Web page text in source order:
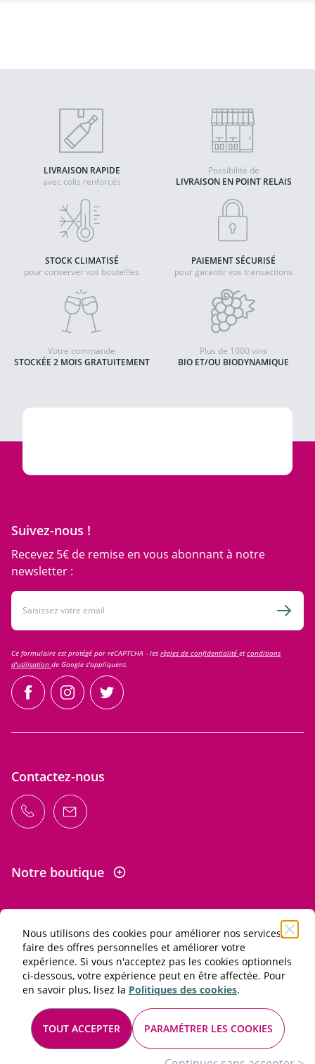
Nous utilisons des cookies pour améliorer nos services,
faire des offres personnelles et améliorer votre
expérience. Si vous n'acceptez pas les cookies optionnels
ci-dessous, votre expérience peut en être affectée. Pour
en savoir plus, lisez la Politiques des cookies.
TOUT ACCEPTER PARAMÉTRER LES COOKIES
LIVRAISON RAPIDE
avec colis renforcés
LIVRAISON EN POINT RELAIS
Possibilité de
STOCK CLIMATISÉ
pour conserver vos bouteilles
PAIEMENT SÉCURISÉ
pour garantir vos transactions
STOCKÉE 2 MOIS GRATUITEMENT
Votre commande
BIO ET/OU BIODYNAMIQUE
Plus de 1000 vins
Suivez-nous !
Recevez 5€ de remise en vous abonnant à notre
newsletter :
Adresse email
Ce formulaire est protégé par reCAPTCHA - les règles de confidentialité etconditions
d'utilisation de Google s'appliquent.
facebookinstagramtwitter
Contactez-nous
Notre boutique
Informations
L'abus d'alcool est dangereux pour la santé. À consommer
avec modération.
Conditions générales de vente et d'utilisation
Mentions légales
© 2026 Les Passionnés du vin. Tous droits réservés